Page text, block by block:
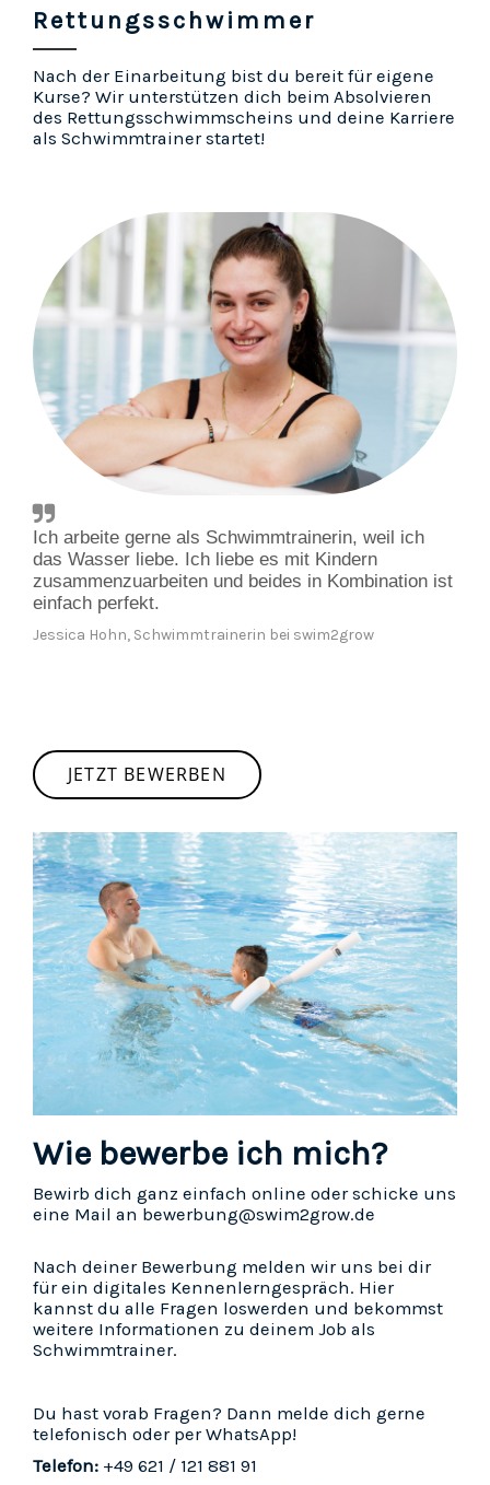
Rettungsschwimmer
Nach der Einarbeitung bist du bereit für eigene
Kurse? Wir unterstützen dich beim Absolvieren
des Rettungsschwimmscheins und deine Karriere
als Schwimmtrainer startet!
Ich arbeite gerne als Schwimmtrainerin, weil ich
das Wasser liebe. Ich liebe es mit Kindern
zusammenzuarbeiten und beides in Kombination ist
einfach perfekt.
Jessica Hohn, Schwimmtrainerin bei swim2grow
JETZT BEWERBEN
Wie bewerbe ich mich?
Bewirb dich ganz einfach online oder schicke uns
eine Mail an bewerbung@swim2grow.de
Nach deiner Bewerbung melden wir uns bei dir
für ein digitales Kennenlerngespräch. Hier
kannst du alle Fragen loswerden und bekommst
weitere Informationen zu deinem Job als
Schwimmtrainer.
Du hast vorab Fragen? Dann melde dich gerne
telefonisch oder per WhatsApp!
Telefon: +49 621 / 121 881 91